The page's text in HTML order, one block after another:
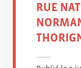
RUE